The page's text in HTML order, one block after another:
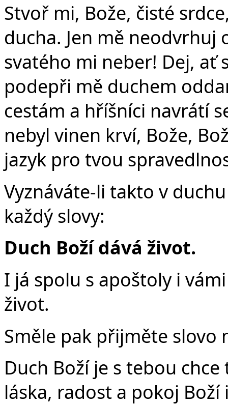
Stvoř mi, Bože, čisté
ducha. Jen mě neodvrhuj
svatého mi neber! Dej, ať
podepři mě duchem
cestám a hříšníci navrátí
nebyl vinen krví, Bože,
jazyk pro tvou
Vyznáváte-li takto v
každý slovy:
Duch Boží dává život.
I já spolu s apoštoly i
život.
Směle pak přijměte slovo
Duch Boží je s tebou
láska, radost a pokoj